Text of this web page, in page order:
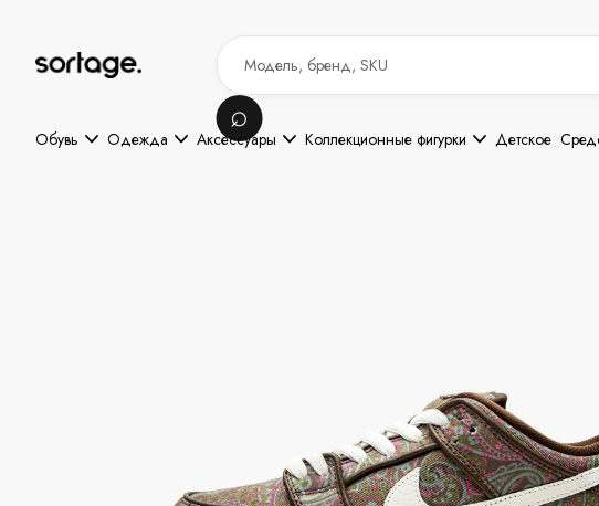
Обувь Одежда Аксессуары Коллекционные фигурки Детское